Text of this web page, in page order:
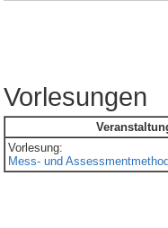
Vorlesungen
Vorlesung:
Mess- und